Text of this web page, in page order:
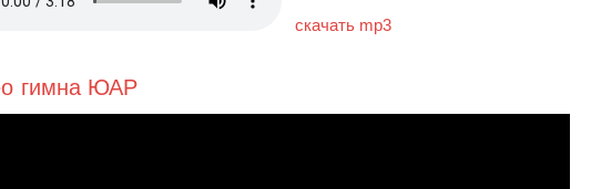
скачать mp3
гимна ЮАР